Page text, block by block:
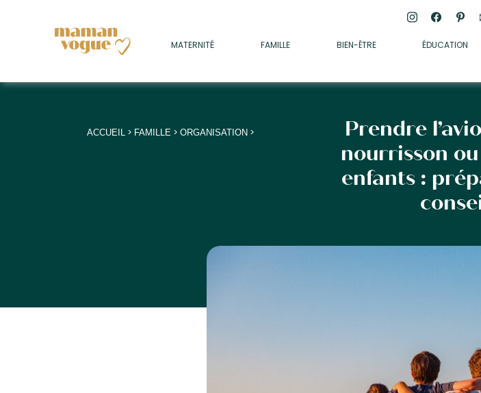
MATERNITÉ FAMILLE BIEN-ÊTRE ÉDUCATION
• SOMMEIL
• MÉDECINE DOUCE
• PSYCHOLOGIE
+
+
ACCUEIL> FAMILLE> ORGANISATION>
Prendre
nourrisson
enfants :